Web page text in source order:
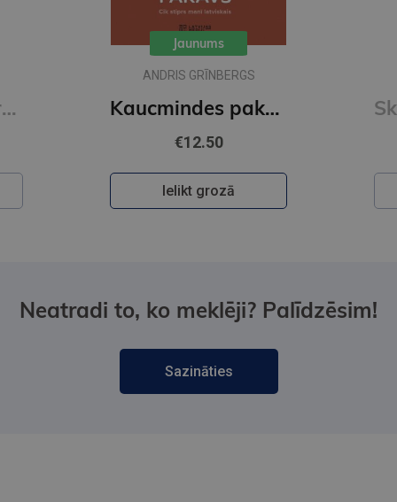
Mugursoma- Zero, anti-gravity, AGS, Flori, 43 x 29 x 21cm
Jaunums
ANDRIS GRĪNBERGS
Kaucmindes pakavs
€12.50
Ielikt grozā
Neatradi to, ko meklēji? Palīdzēsim!
Sazināties